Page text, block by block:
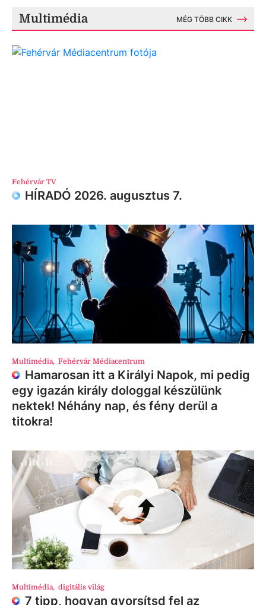
Multimédia MÉG TÖBB CIKK
Fehérvár TV
HÍRADÓ 2026. augusztus 7.
Multimédia, Fehérvár Médiacentrum
Hamarosan itt a Királyi Napok, mi pedig
egy igazán király dologgal készülünk
nektek! Néhány nap, és fény derül a
titokra!
Multimédia, digitális világ
7 tipp, hogyan gyorsítsd fel az